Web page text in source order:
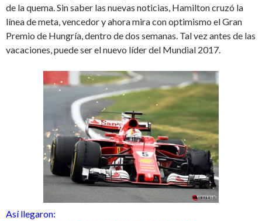
de la quema. Sin saber las nuevas noticias, Hamilton cruzó la
línea de meta, vencedor y ahora mira con optimismo el Gran
Premio de Hungría, dentro de dos semanas. Tal vez antes de las
vacaciones, puede ser el nuevo líder del Mundial 2017.
Así llegaron: